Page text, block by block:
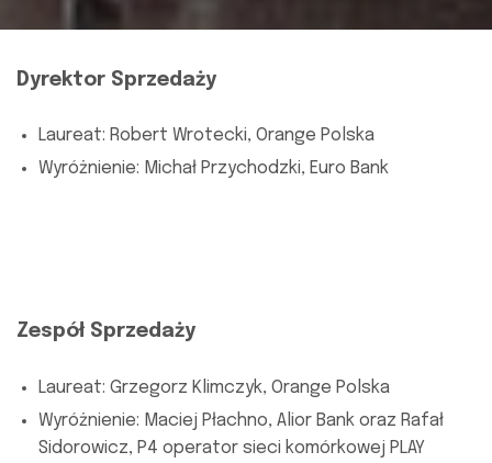
Dyrektor Sprzedaży
Laureat: Robert Wrotecki, Orange Polska
Wyróżnienie: Michał Przychodzki, Euro Bank
Zespół Sprzedaży
Laureat: Grzegorz Klimczyk, Orange Polska
Wyróżnienie: Maciej Płachno, Alior Bank oraz Rafał
Sidorowicz, P4 operator sieci komórkowej PLAY